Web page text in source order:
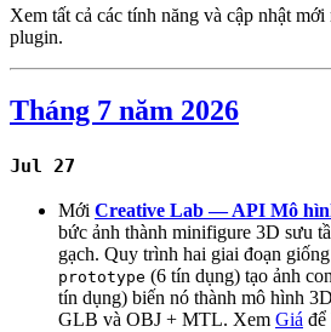
Xem tất cả các tính năng và cập nhật
plugin.
Tháng 7 năm 2026
Jul 27
Mới Creative Lab — API Mô
bức ảnh thành minifigure 3D sưu
gạch. Quy trình hai giai đoạn giống
prototype (6 tín dụng) tạo ảnh
tín dụng) biến nó thành mô hình
GLB và OBJ + MTL. Xem Giá để